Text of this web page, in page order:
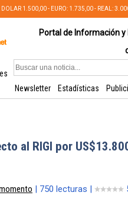
DOLAR 1.500,00 - EURO: 1.735,00 - REAL:
Portal de Información
Newsletter
Estadísticas
al RIGI por
| 750 lecturas |